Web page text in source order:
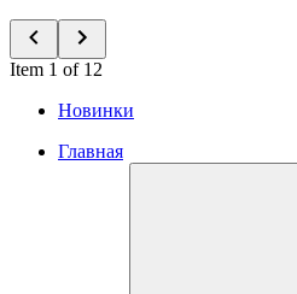
Item 1 of 12
Новинки
Главная